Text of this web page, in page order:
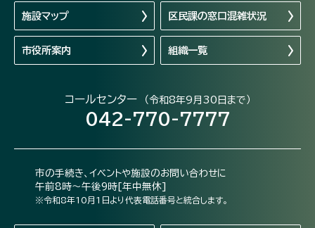
施設マップ 区民課の窓口混雑状況
市役所案内 組織一覧
コールセンター （令和8年9月30日まで）
042-770-7777
市の手続き、イベントや施設のお問い合わせに
午前8時～午後9時[年中無休]
※令和8年10月1日より代表電話番号と統合します。